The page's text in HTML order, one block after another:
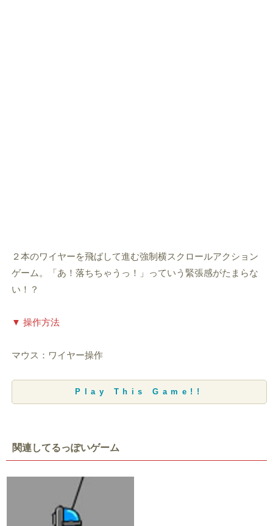
２本のワイヤーを飛ばして進む強制横スクロールアクション
ゲーム。「あ！落ちちゃうっ！」っていう緊張感がたまらな
い！？
▼ 操作方法
マウス：ワイヤー操作
Play This Game!!
関連してるっぽいゲーム